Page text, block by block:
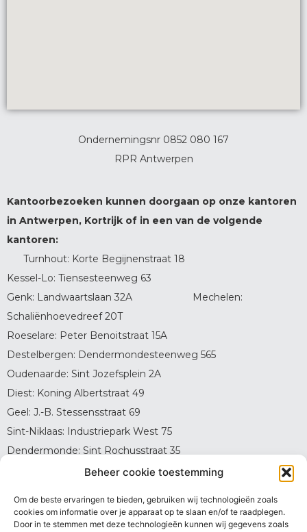
Beheer cookie toestemming
Om de beste ervaringen te bieden, gebruiken wij technologieën zoals
cookies om informatie over je apparaat op te slaan en/of te raadplegen.
Door in te stemmen met deze technologieën kunnen wij gegevens zoals
Ondernemingsnr 0852 080 167
RPR Antwerpen
Kantoorbezoeken kunnen doorgaan op onze kantoren
in Antwerpen, Kortrijk of in een van de volgende
kantoren:
Turnhout: Korte Begijnenstraat 18
Kessel-Lo: Tiensesteenweg 63
Genk: Landwaartslaan 32A Mechelen:
Schaliënhoevedreef 20T
Roeselare: Peter Benoitstraat 15A
Destelbergen: Dendermondesteenweg 565
Oudenaarde: Sint Jozefsplein 2A
Diest: Koning Albertstraat 49
Geel: J.-B. Stessensstraat 69
Sint-Niklaas: Industriepark West 75
Dendermonde: Sint Rochusstraat 35
Oostende: Violierenlaan 3B
Brecht: Gasthuisstraat 11